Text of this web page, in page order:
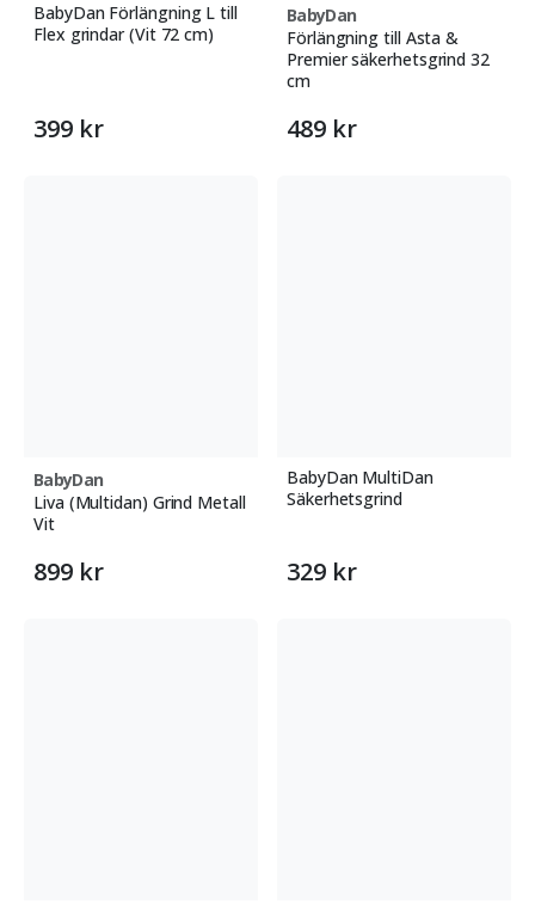
BabyDan Förlängning L till
Flex grindar (Vit 72 cm)
399 kr
BabyDan
Förlängning till Asta &
Premier säkerhetsgrind 32
cm
489 kr
BabyDan
Liva (Multidan) Grind Metall
Vit
899 kr
BabyDan MultiDan
Säkerhetsgrind
329 kr